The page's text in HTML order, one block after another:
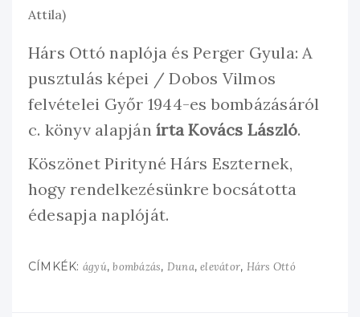
Attila)
Hárs Ottó naplója és Perger Gyula: A
pusztulás képei / Dobos Vilmos
felvételei Győr 1944-es bombázásáról
c. könyv alapjánírta Kovács László.
Köszönet Pirityné Hárs Eszternek,
hogy rendelkezésünkre bocsátotta
édesapja naplóját.
CÍMKÉK: ágyú,bombázás, Duna,elevátor, Hárs Ottó